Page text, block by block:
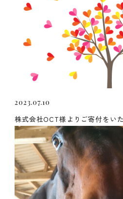
2023.07.10
株式会社OCT様よりご寄付をい